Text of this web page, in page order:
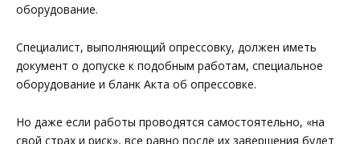
оборудование.
Специалист, выполняющий опрессовку, должен иметь
документ о допуске к подобным работам, специальное
оборудование и бланк Акта об опрессовке.
Но даже если работы проводятся самостоятельно, «на
свой страх и риск», все равно после их завершения будет